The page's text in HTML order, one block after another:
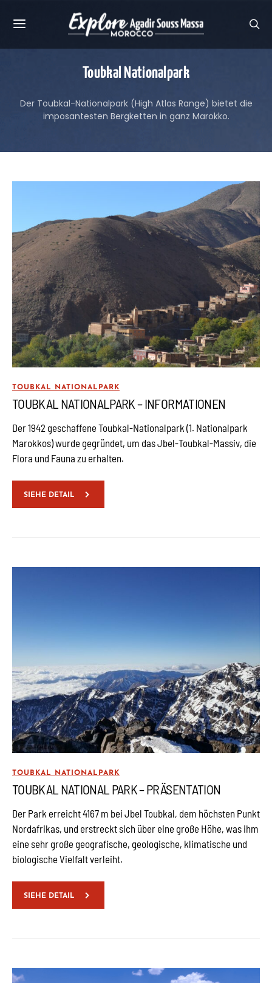
Toubkal Nationalpark
Der Toubkal-Nationalpark (High Atlas Range) bietet die
imposantesten Bergketten in ganz Marokko.
TOUBKAL NATIONALPARK
TOUBKAL NATIONALPARK – INFORMATIONEN
Der 1942 geschaffene Toubkal-Nationalpark (1. Nationalpark
Marokkos) wurde gegründet, um das Jbel-Toubkal-Massiv, die
Flora und Fauna zu erhalten.
SIEHE DETAIL
TOUBKAL NATIONALPARK
TOUBKAL NATIONAL PARK – PRÄSENTATION
Der Park erreicht 4167 m bei Jbel Toubkal, dem höchsten Punkt
Nordafrikas, und erstreckt sich über eine große Höhe, was ihm
eine sehr große geografische, geologische, klimatische und
biologische Vielfalt verleiht.
SIEHE DETAIL